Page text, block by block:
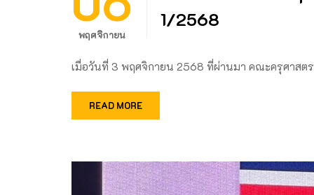
พฤศจิกายน
1/2568
เมื่อวันที่ 3 พฤศจิกายน 2568 ที่ผ่านมา คณะครุศาสต
READ MORE